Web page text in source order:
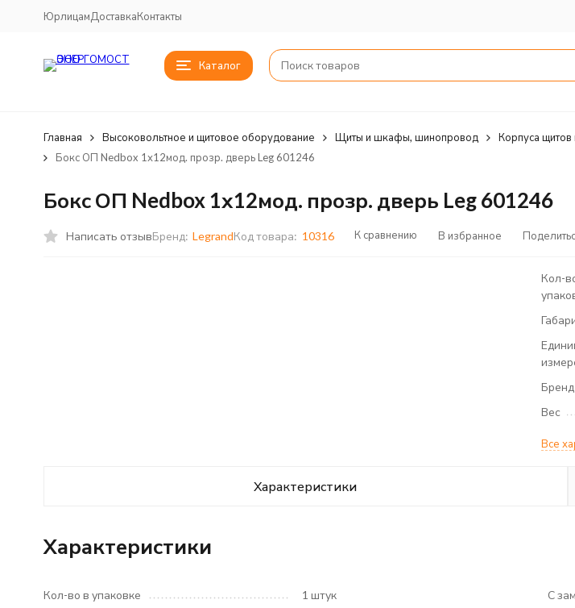
ЮрлицамДоставкаКонтакты
Каталог
Главная Высоковольтное и щитовое оборудование Щиты и шкафы, шинопровод Корпуса
Бокс ОП Nedbox 1х12мод. прозр. дверь Leg 601246
Бокс ОП Nedbox 1х12мод. прозр. дверь Leg 601246
Написать отзывБренд: LegrandКод товара: 10316 К сравнению В избранное
Кол-
Бренд
Вес
Все
Характеристики
Характеристики
Кол-во в упаковке
1 штук
С